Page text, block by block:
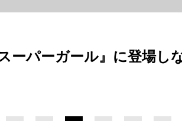
ーパーガール』に登場し